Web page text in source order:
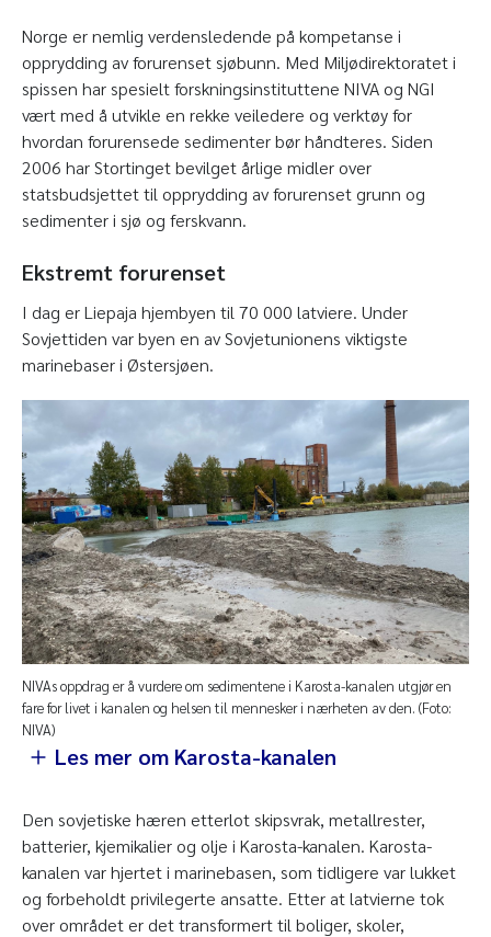
Norge er nemlig verdensledende på kompetanse i
opprydding av forurenset sjøbunn. Med Miljødirektoratet i
spissen har spesielt forskningsinstituttene NIVA og NGI
vært med å utvikle en rekke veiledere og verktøy for
hvordan forurensede sedimenter bør håndteres. Siden
2006 har Stortinget bevilget årlige midler over
statsbudsjettet til opprydding av forurenset grunn og
sedimenter i sjø og ferskvann.
Ekstremt forurenset
I dag er Liepaja hjembyen til 70 000 latviere. Under
Sovjettiden var byen en av Sovjetunionens viktigste
marinebaser i Østersjøen.
NIVAs oppdrag er å vurdere om sedimentene i Karosta-kanalen utgjør en
fare for livet i kanalen og helsen til mennesker i nærheten av den. (Foto:
NIVA)
Les mer om Karosta-kanalen
Den sovjetiske hæren etterlot skipsvrak, metallrester,
batterier, kjemikalier og olje i Karosta-kanalen. Karosta-
kanalen var hjertet i marinebasen, som tidligere var lukket
og forbeholdt privilegerte ansatte. Etter at latvierne tok
over området er det transformert til boliger, skoler,